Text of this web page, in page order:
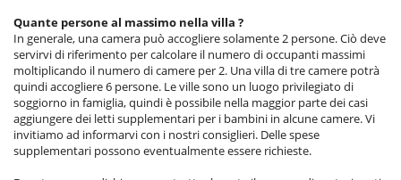
Quante persone al massimo nella villa ?
In generale, una camera può accogliere solamente 2 persone. Ciò deve
servirvi di riferimento per calcolare il numero di occupanti massimi
moltiplicando il numero di camere per 2. Una villa di tre camere potrà
quindi accogliere 6 persone. Le ville sono un luogo privilegiato di
soggiorno in famiglia, quindi è possibile nella maggior parte dei casi
aggiungere dei letti supplementari per i bambini in alcune camere. Vi
invitiamo ad informarvi con i nostri consiglieri. Delle spese
supplementari possono eventualmente essere richieste.